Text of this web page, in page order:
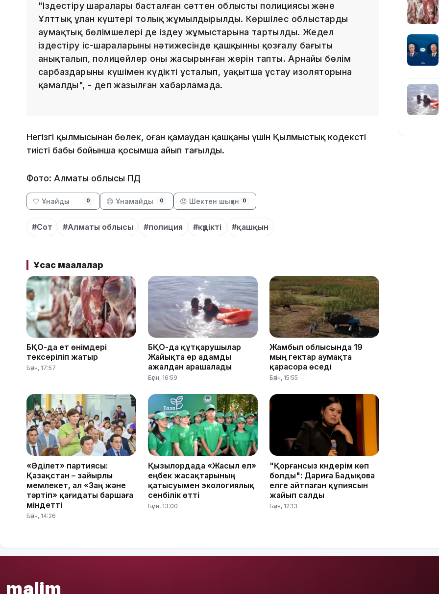
"Іздестіру шаралары басталған сәттен облыстың полициясы және
Ұлттық ұлан күштері толық жұмылдырылды. Көршілес облыстардың
аумақтық бөлімшелері де іздеу жұмыстарына тартылды. Жедел
іздестіру іс-шараларының нәтижесінде қашқынның қозғалу бағыты
анықталып, полицейлер оның жасырынған жерін тапты. Арнайы бөлім
сарбаздарының күшімен күдікті ұсталып, уақытша ұстау изоляторына
қамалды", - деп жазылған хабарламада.
Негізгі қылмысынан бөлек, оған қамаудан қашқаны үшін Қылмыстық кодекстің
тиісті бабы бойынша қосымша айып тағылды.
Фото: Алматы облысы ПД
🤍 Ұнайды 0 😞 Ұнамайды 0 😡 Шектен шыққан 0
#Сот #Алматы облысы #полиция #күдікті #қашқын
Ұқсас мақалалар
БҚО-да ет өнімдері
тексеріліп жатыр
Бүгін, 17:57
БҚО-да құтқарушылар
Жайықта ер адамды
ажалдан арашалады
Бүгін, 16:59
Жамбыл облысында 19
мың гектар аумақта
қарасора өседі
Бүгін, 15:55
«Әділет» партиясы:
Қазақстан – зайырлы
мемлекет, ал «Заң және
тәртіп» қағидаты баршаға
міндетті
Бүгін, 14:26
Қызылордада «Жасыл ел»
еңбек жасақтарының
қатысуымен экологиялық
сенбілік өтті
Бүгін, 13:00
"Қорғансыз күндерім көп
болды": Дариға Бадықова
елге айтпаған құпиясын
жайып салды
Бүгін, 12:13
14:26
malim